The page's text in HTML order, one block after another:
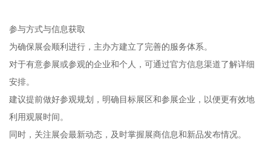
参与方式与信息获取
为确保展会顺利进行，主办方建立了完善的服务体系。
对于有意参展或参观的企业和个人，可通过官方信息渠道了解详细
安排。
建议提前做好参观规划，明确目标展区和参展企业，以便更有效地
利用观展时间。
同时，关注展会最新动态，及时掌握展商信息和新品发布情况。